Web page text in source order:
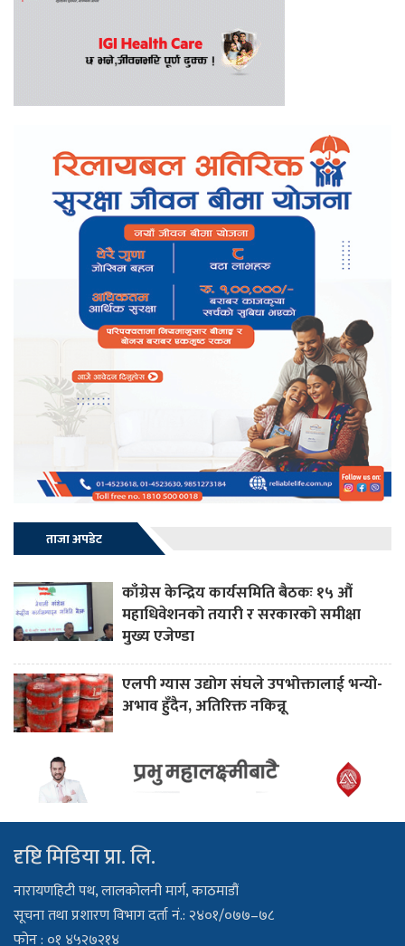
ताजा अपडेट
काँग्रेस केन्द्रिय कार्यसमिति बैठकः १५ औं
महाधिवेशनको तयारी र सरकारको समीक्षा
मुख्य एजेण्डा
एलपी ग्यास उद्योग संघले उपभोक्तालाई भन्यो-
अभाव हुँदैन, अतिरिक्त नकिन्नू
दृष्टि मिडिया प्रा. लि.
नारायणहिटी पथ, लालकोलनी मार्ग, काठमाडौं
सूचना तथा प्रशारण विभाग दर्ता नं.: २४०१/०७७–७८
फोन : ०१ ४५२७२१४